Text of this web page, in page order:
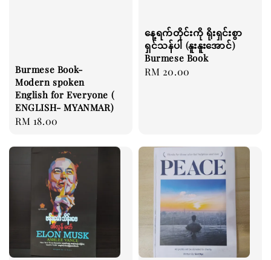
Burmese Book-
Modern spoken
English for Everyone (
ENGLISH- MYANMAR)
Regular
RM 18.00
နေ့ရက်တိုင်းကို ရိုးရှင်းစွာ
ရှင်သန်ပါ (နူးနူးအောင်)
Burmese Book
Regular
RM 20.00